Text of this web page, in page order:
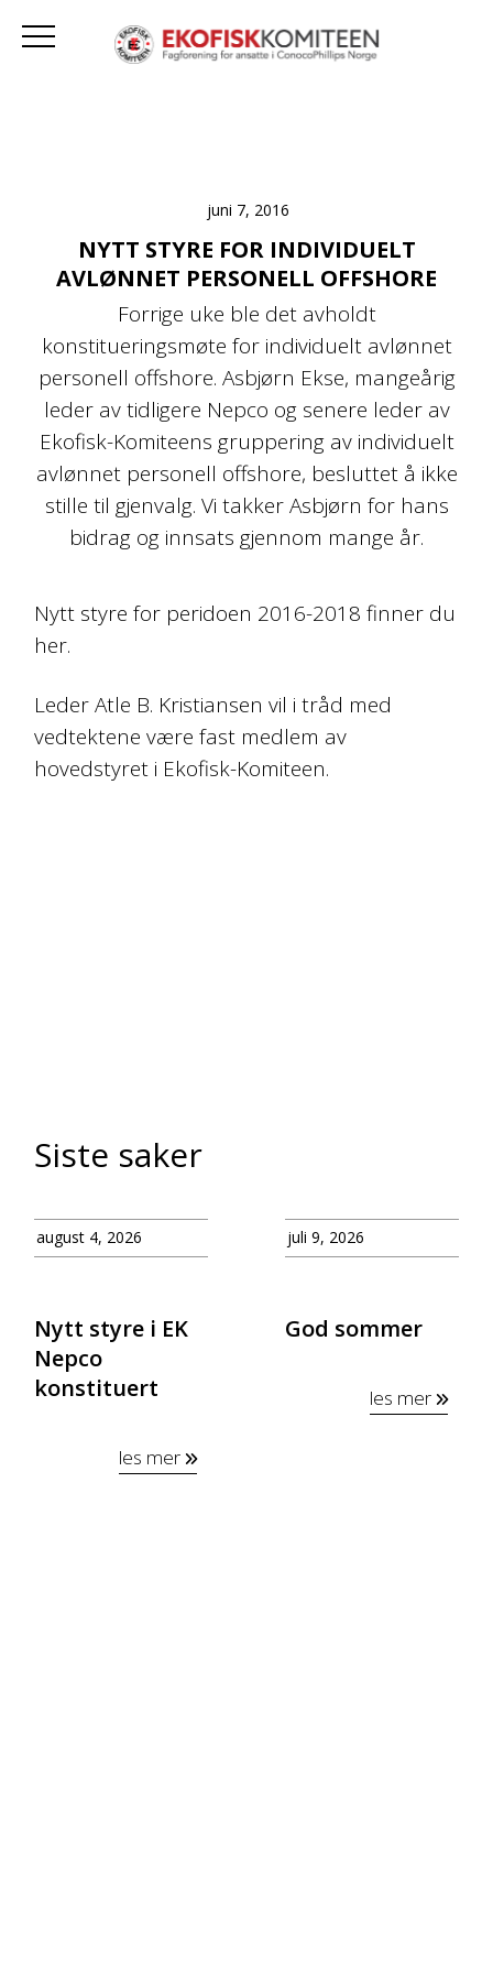
juni 7, 2016
NYTT STYRE FOR INDIVIDUELT
AVLØNNET PERSONELL OFFSHORE
Forrige uke ble det avholdt
konstitueringsmøte for individuelt avlønnet
personell offshore. Asbjørn Ekse, mangeårig
leder av tidligere Nepco og senere leder av
Ekofisk-Komiteens gruppering av individuelt
avlønnet personell offshore, besluttet å ikke
stille til gjenvalg. Vi takker Asbjørn for hans
bidrag og innsats gjennom mange år.
Nytt styre for peridoen 2016-2018 finner du
her.
Leder Atle B. Kristiansen vil i tråd med
vedtektene være fast medlem av
hovedstyret i Ekofisk-Komiteen.
Siste saker
august 4, 2026
Nytt styre i EK
Nepco
konstituert
les mer
juli 9, 2026
God sommer
les mer